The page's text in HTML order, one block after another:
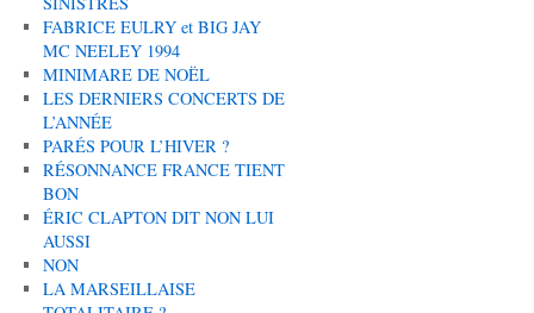
FABRICE EULRY et BIG JAY
MC NEELEY 1994
MINIMARE DE NOËL
LES DERNIERS CONCERTS DE
L’ANNÉE
PARÉS POUR L’HIVER ?
RÉSONNANCE FRANCE TIENT
BON
ÉRIC CLAPTON DIT NON LUI
AUSSI
NON
LA MARSEILLAISE